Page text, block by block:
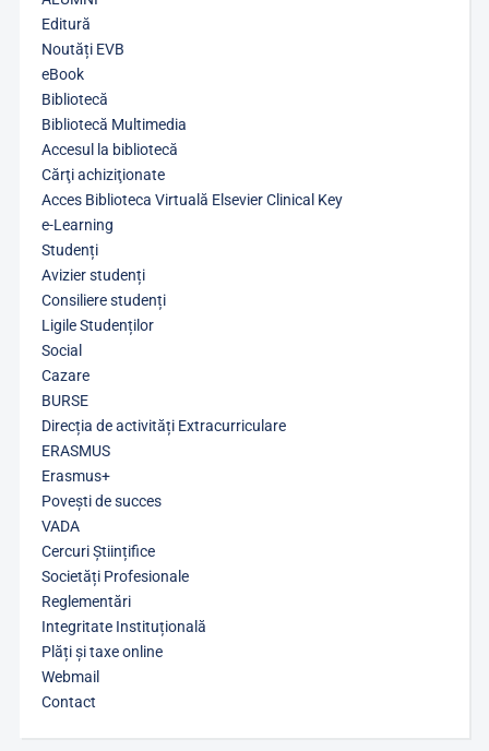
Editură
Noutăți EVB
eBook
Bibliotecă
Bibliotecă Multimedia
Accesul la bibliotecă
Cărţi achiziţionate
Acces Biblioteca Virtuală Elsevier Clinical Key
e-Learning
Studenți
Avizier studenți
Consiliere studenți
Ligile Studenților
Social
Cazare
BURSE
Direcția de activități Extracurriculare
ERASMUS
Erasmus+
Povești de succes
VADA
Cercuri Științifice
Societăți Profesionale
Reglementări
Integritate Instituțională
Plăți și taxe online
Webmail
Contact